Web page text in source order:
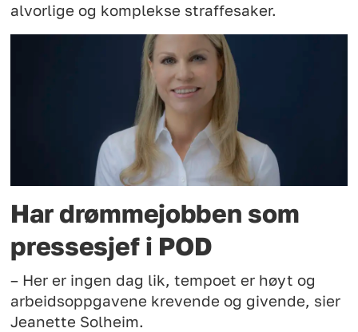
alvorlige og komplekse straffesaker.
Har drømmejobben som
pressesjef i POD
– Her er ingen dag lik, tempoet er høyt og
arbeidsoppgavene krevende og givende, sier
Jeanette Solheim.